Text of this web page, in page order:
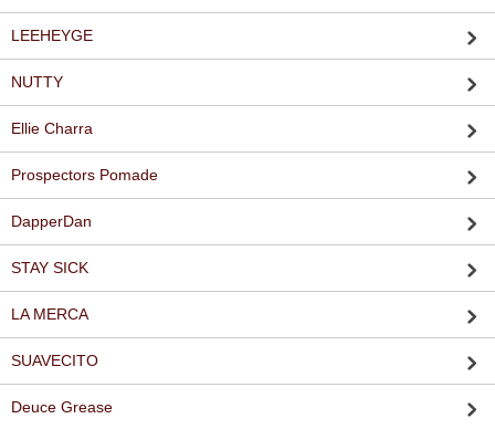
LEEHEYGE
NUTTY
Ellie Charra
Prospectors Pomade
DapperDan
STAY SICK
LA MERCA
SUAVECITO
Deuce Grease